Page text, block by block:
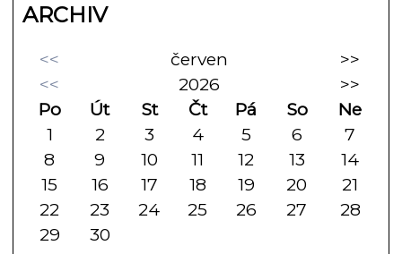
ARCHIV
<< červen
>>
<<
2026
>>
Po
Út St Čt Pá So
Ne
1
2 3 4 5 6
7
8
9 10 11 12 13
14
15
16 17 18 19 20
21
22
23 24 25 26 27
28
29
30